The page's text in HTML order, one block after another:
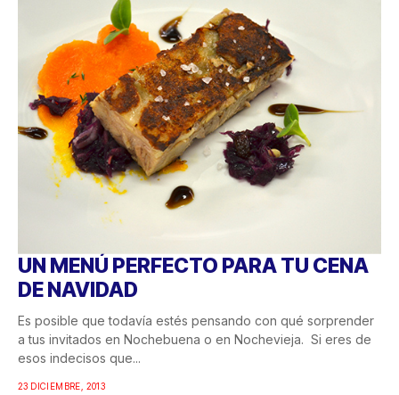
UN MENÚ PERFECTO PARA TU CENA
DE NAVIDAD
Es posible que todavía estés pensando con qué sorprender
a tus invitados en Nochebuena o en Nochevieja. Si eres de
esos indecisos que...
23 DICIEMBRE, 2013